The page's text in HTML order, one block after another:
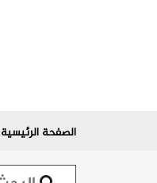
الصفحة الرئيسية